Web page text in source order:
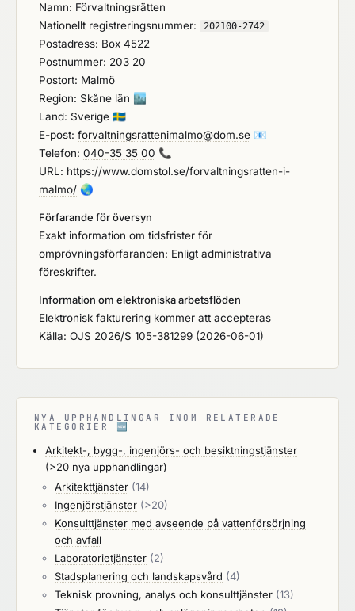
Namn: Förvaltningsrätten
Nationellt registreringsnummer:
202100-2742
Postadress: Box 4522
Postnummer: 203 20
Postort: Malmö
Region: Skåne län 🏙️
Land: Sverige 🇸🇪
E-post: forvaltningsrattenimalmo@dom.se 📧
Telefon: 040-35 35 00 📞
URL: https://www.domstol.se/forvaltningsratten-i-
malmo/ 🌏
Förfarande för översyn
Exakt information om tidsfrister för
omprövningsförfaranden: Enligt administrativa
föreskrifter.
Information om elektroniska arbetsflöden
Elektronisk fakturering kommer att accepteras
Källa: OJS 2026/S 105-381299 (2026-06-01)
NYA UPPHANDLINGAR INOM RELATERADE
KATEGORIER 🆕
Arkitekt-, bygg-, ingenjörs- och besiktningstjänster
(>20 nya upphandlingar)
Arkitekttjänster (14)
Ingenjörstjänster (>20)
Konsulttjänster med avseende på vattenförsörjning
och avfall
Laboratorietjänster (2)
Stadsplanering och landskapsvård (4)
Teknisk provning, analys och konsulttjänster (13)